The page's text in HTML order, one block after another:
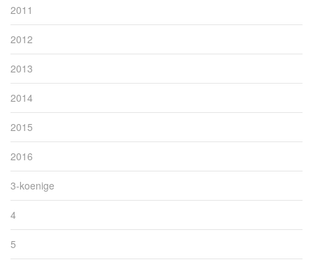
2011
2012
2013
2014
2015
2016
3-koenige
4
5